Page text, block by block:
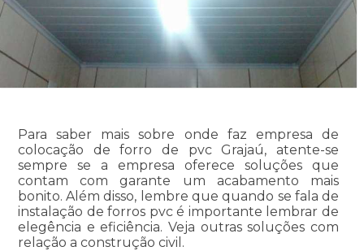
Para saber mais sobre onde faz empresa de
colocação de forro de pvc Grajaú, atente-se
sempre se a empresa oferece soluções que
contam com garante um acabamento mais
bonito. Além disso, lembre que quando se fala de
instalação de forros pvc é importante lembrar de
elegência e eficiência. Veja outras soluções com
relação a construção civil.